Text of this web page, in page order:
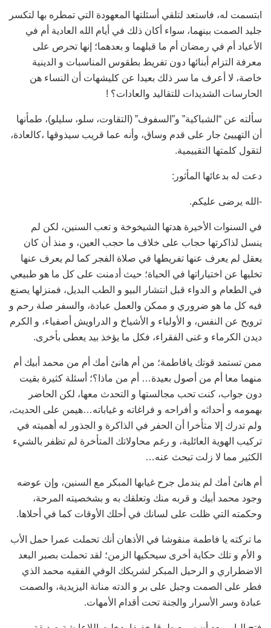
ابتسمت له، فاستعد لتلقي أسئلتها المعهودة التي تمطره بها لتكسر
جليد الصمت بينهما، سواء أكان ذلك في أيام الله العادية أم في
الأعياد أم في رمضان أم ما قبلهما و بعدهما؛ إنها تحرص على
معرفة التزام أبنائها دون تفريط بطقوس المناسبات و الدينية
خاصة، لا أعرف ما سر ذلك بعيدا عن كليشهات أن النساء هن
الحارسات الشديدات للتقاليد والعادات؟ !
سألته عن “الشباكية” و”السفوف” (التقاوت، سلو، سليلو)، طمأنها
أن التهييئ جار على قدم وساق، وأنه عما قريب سيذوقها ،كالعادة،
لتقول كلمتها التقييمية.
دعت له بدعائها المأثور:
-الله يرضى عليكم.
في السنوات الأخيرة هدتها الشيخوخة و تعب السنين، لكن لم
ينسل لذاكرتها حجاب على خلاف ما حجب العين، و منذ أن كان
يعقل لم يعرف عنها تفريطها في صلاة الفجر كما لم يعرف عنها
تخليها عن اختياراتها في الحياة؛ حيث أدمنت على كل ما هو طبيعي
في الطعام و الدواء قبل انتشار البيو و الطب البديل، فمنزلها يصنع
فيه كل ما هو ضروري و ممكن والعمل عبادة، والسفر صلة رحم و
ترويح عن النفس، و الأولياء و الأشياخ و الدراويش أصفياء، و الكرم
ديدن الكرماء و غنى الفقراء، فكل ما يؤخذ بيد يعطى بأخرى.
ممن تستمد قوتك يافاطمة؛ من أم هانئ أمك أم من محمد أبيك أم
منهما معا أم من أصول بعيدة… أم من ماذا؟؛ أسئلة كثيرة بقيت
دون جواب، كنت تحب مجالستها و التحدث معها، لكن الحاضر
بهمومه و أحداثه و أفراحه و فراغاته و غياباته…هيمن على الحديث،
ولم تدرك إلا متأخرا أن الحفر في الذاكرة و الجذور له أهميته في
تركيب الهوية العائلية، و رغم محاولاتك المتأخرة لم تظفر بالشيء
الكثير مما لا زلت تبحث عنه…
أم هانئ أمك لم يندمل جرح غيابها المبكر مع السنين، وإن عوضه
وجود محمد أبيك و قربه منك وتعلقك به و بشخصيته المرحة،
وحكمته التي ظلت على لسانك في أحلك الأوقات كما في أحلاها.
ما تركته يا فاطمة منقوشا في الأذهان أنك تحملت عمرا حمل الأب
و الأم و تلك حكاية أخرى سيحكيها الزمن؛ لقد تحملت بصبر البعد
الاضطراري و الرحيل المبكر لشريكك الوفي الفقيه محمد الذي
فطر على الصمت وجبل على بر و الدته منانة اليزيدية، والصمت
عبادة وسر الأسرار والجنة تحت أقدام الأمهات.